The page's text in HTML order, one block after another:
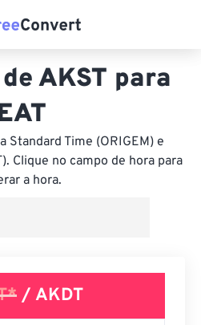
AKST para
Standard Time (ORIGEM) e
Clique no campo de hora para
a hora.
/ AKDT